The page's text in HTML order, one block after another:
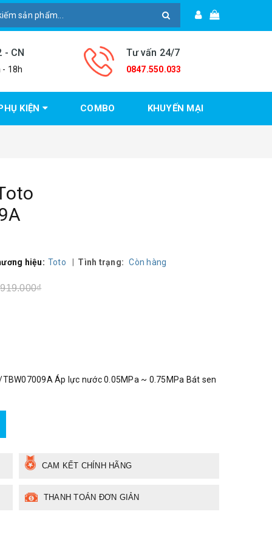
- CN
- 18h
Tư vấn 24/7
0847.550.033
KIỆN COMBO KHUYẾN MẠI
hiệu: Toto Tình trạng: Còn hàng
Áp lực nước 0.05MPa ~ 0.75MPa Bát sen
CAM KẾT CHÍNH HÃNG
THANH TOÁN ĐƠN GIẢN